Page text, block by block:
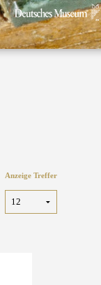
Anzeige Treffer